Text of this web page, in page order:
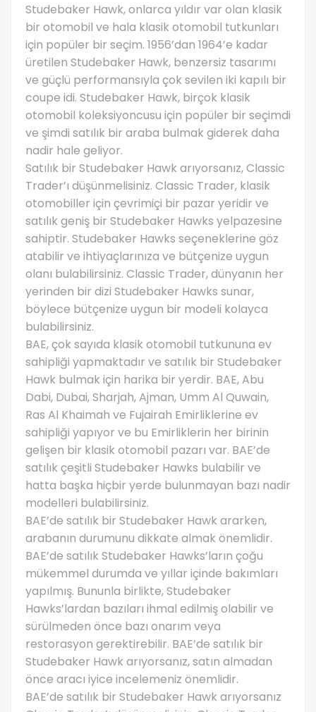
Studebaker Hawk, onlarca yıldır var olan klasik
bir otomobil ve hala klasik otomobil tutkunları
için popüler bir seçim. 1956’dan 1964’e kadar
üretilen Studebaker Hawk, benzersiz tasarımı
ve güçlü performansıyla çok sevilen iki kapılı bir
coupe idi. Studebaker Hawk, birçok klasik
otomobil koleksiyoncusu için popüler bir seçimdi
ve şimdi satılık bir araba bulmak giderek daha
nadir hale geliyor.
Satılık bir Studebaker Hawk arıyorsanız, Classic
Trader’ı düşünmelisiniz. Classic Trader, klasik
otomobiller için çevrimiçi bir pazar yeridir ve
satılık geniş bir Studebaker Hawks yelpazesine
sahiptir. Studebaker Hawks seçeneklerine göz
atabilir ve ihtiyaçlarınıza ve bütçenize uygun
olanı bulabilirsiniz. Classic Trader, dünyanın her
yerinden bir dizi Studebaker Hawks sunar,
böylece bütçenize uygun bir modeli kolayca
bulabilirsiniz.
BAE, çok sayıda klasik otomobil tutkununa ev
sahipliği yapmaktadır ve satılık bir Studebaker
Hawk bulmak için harika bir yerdir. BAE, Abu
Dabi, Dubai, Sharjah, Ajman, Umm Al Quwain,
Ras Al Khaimah ve Fujairah Emirliklerine ev
sahipliği yapıyor ve bu Emirliklerin her birinin
gelişen bir klasik otomobil pazarı var. BAE’de
satılık çeşitli Studebaker Hawks bulabilir ve
hatta başka hiçbir yerde bulunmayan bazı nadir
modelleri bulabilirsiniz.
BAE’de satılık bir Studebaker Hawk ararken,
arabanın durumunu dikkate almak önemlidir.
BAE’de satılık Studebaker Hawks’ların çoğu
mükemmel durumda ve yıllar içinde bakımları
yapılmış. Bununla birlikte, Studebaker
Hawks’lardan bazıları ihmal edilmiş olabilir ve
sürülmeden önce bazı onarım veya
restorasyon gerektirebilir. BAE’de satılık bir
Studebaker Hawk arıyorsanız, satın almadan
önce aracı iyice incelemeniz önemlidir.
BAE’de satılık bir Studebaker Hawk arıyorsanız